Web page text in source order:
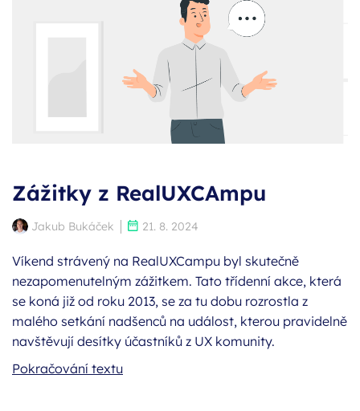
Zážitky z RealUXCAmpu
Autor:Jakub Bukáček Publikováno:
21. 8. 2024
Víkend strávený na RealUXCampu byl skutečně
nezapomenutelným zážitkem. Tato třídenní akce, která
se koná již od roku 2013, se za tu dobu rozrostla z
malého setkání nadšenců na událost, kterou pravidelně
navštěvují desítky účastníků z UX komunity.
Pokračování textuZážitky z RealUXCAmpu